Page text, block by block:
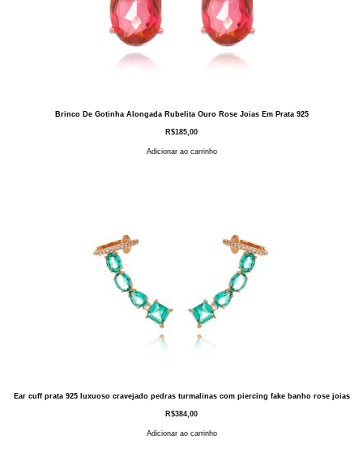
Brinco De Gotinha Alongada Rubelita Ouro Rose Joias Em Prata 925
R$185,00
Adicionar ao carrinho
Ear cuff prata 925 luxuoso cravejado pedras turmalinas com piercing fake banho rose joias
R$384,00
Adicionar ao carrinho